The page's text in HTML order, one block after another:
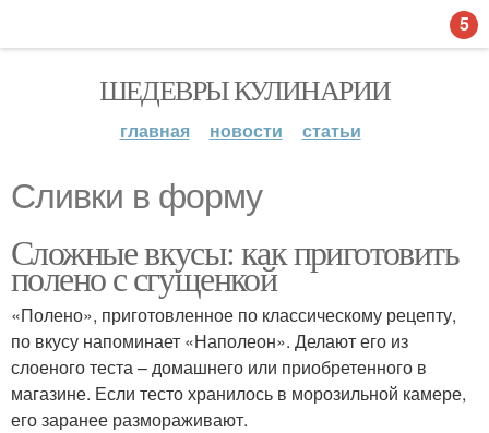
ШЕДЕВРЫ КУЛИНАРИИ
главная новости статьи
Сливки в форму
Сложные вкусы: как приготовить
полено с сгущенкой
«Полено», приготовленное по классическому рецепту,
по вкусу напоминает «Наполеон». Делают его из
слоеного теста – домашнего или приобретенного в
магазине. Если тесто хранилось в морозильной камере,
его заранее размораживают.
5